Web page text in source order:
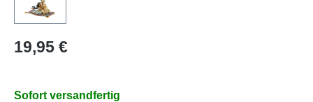
Regulärer Preis:
19,95 €
Sofort versandfertig